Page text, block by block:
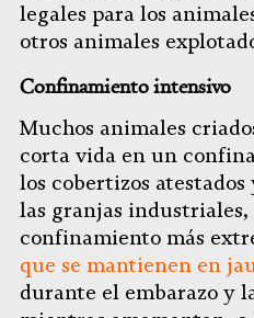
legales para los
otros animales
Confinamiento intensivo
Muchos animales
corta vida en un
los cobertizos
las granjas
confinamiento más
que se mantienen en
durante el embarazo y